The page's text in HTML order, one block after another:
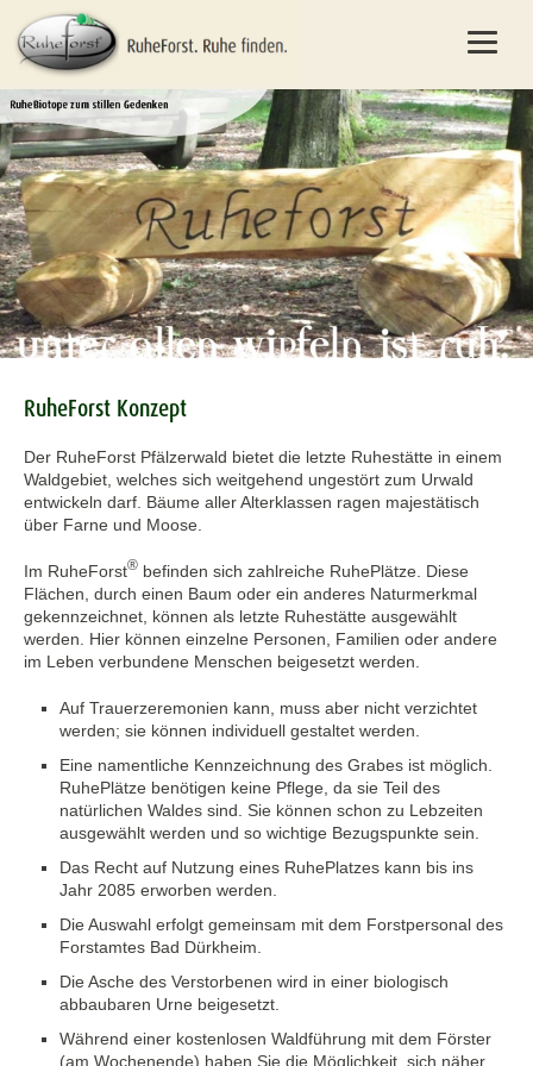
RuheForst Konzept
Der RuheForst Pfälzerwald bietet die letzte Ruhestätte in einem
Waldgebiet, welches sich weitgehend ungestört zum Urwald
entwickeln darf. Bäume aller Alterklassen ragen majestätisch
über Farne und Moose.
Im RuheForst® befinden sich zahlreiche RuhePlätze. Diese
Flächen, durch einen Baum oder ein anderes Naturmerkmal
gekennzeichnet, können als letzte Ruhestätte ausgewählt
werden. Hier können einzelne Personen, Familien oder andere
im Leben verbundene Menschen beigesetzt werden.
Auf Trauerzeremonien kann, muss aber nicht verzichtet
werden; sie können individuell gestaltet werden.
Eine namentliche Kennzeichnung des Grabes ist möglich.
RuhePlätze benötigen keine Pflege, da sie Teil des
natürlichen Waldes sind. Sie können schon zu Lebzeiten
ausgewählt werden und so wichtige Bezugspunkte sein.
Das Recht auf Nutzung eines RuhePlatzes kann bis ins
Jahr 2085 erworben werden.
Die Auswahl erfolgt gemeinsam mit dem Forstpersonal des
Forstamtes Bad Dürkheim.
Die Asche des Verstorbenen wird in einer biologisch
abbaubaren Urne beigesetzt.
Während einer kostenlosen Waldführung mit dem Förster
(am Wochenende) haben Sie die Möglichkeit, sich näher